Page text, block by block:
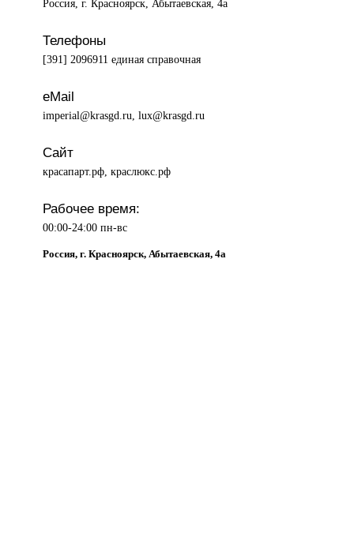
Россия, г. Красноярск, Абытаевская, 4а
Телефоны
[391] 2096911 единая справочная
eMail
imperial@krasgd.ru, lux@krasgd.ru
Сайт
красапарт.рф, краслюкс.рф
Рабочее время:
00:00-24:00 пн-вс
Россия, г. Красноярск, Абытаевская, 4а